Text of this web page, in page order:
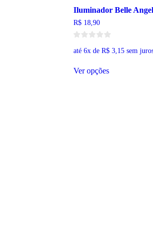
Iluminador Belle
R$18,90
até 6x de R$3,15 sem
Ver opçõesproduto